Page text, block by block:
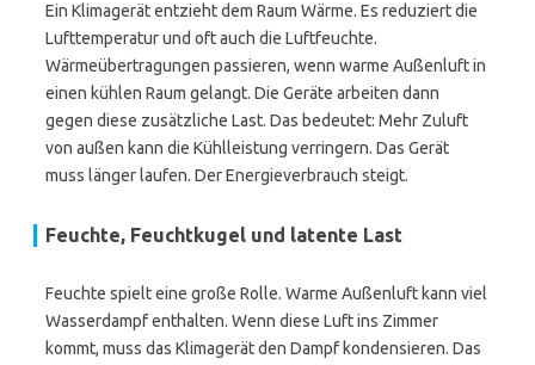
Ein Klimagerät entzieht dem Raum Wärme. Es reduziert die
Lufttemperatur und oft auch die Luftfeuchte.
Wärmeübertragungen passieren, wenn warme Außenluft in
einen kühlen Raum gelangt. Die Geräte arbeiten dann
gegen diese zusätzliche Last. Das bedeutet: Mehr Zuluft
von außen kann die Kühlleistung verringern. Das Gerät
muss länger laufen. Der Energieverbrauch steigt.
Feuchte, Feuchtkugel und latente Last
Feuchte spielt eine große Rolle. Warme Außenluft kann viel
Wasserdampf enthalten. Wenn diese Luft ins Zimmer
kommt, muss das Klimagerät den Dampf kondensieren. Das